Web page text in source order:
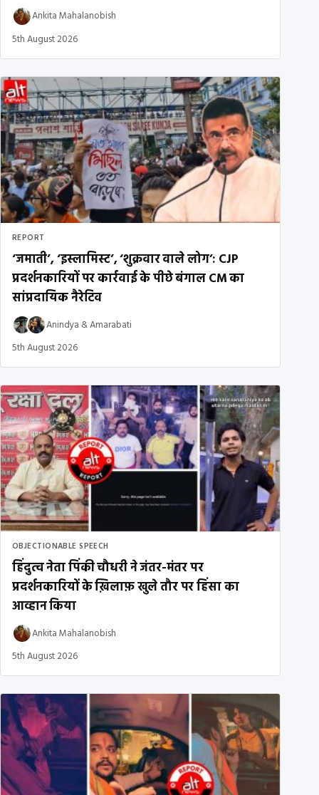
Ankita Mahalanobish
5th August 2026
REPORT
‘जमाती’, ‘इस्लामिस्ट’, ‘शुक्रवार वाले लोग’: CJP
प्रदर्शनकारियों पर कार्रवाई के पीछे बंगाल CM का
सांप्रदायिक नैरेटिव
Anindya &Amarabati
5th August 2026
OBJECTIONABLE SPEECH
हिंदुत्व नेता पिंकी चौधरी ने जंतर-मंतर पर
प्रदर्शनकारियों के ख़िलाफ़ खुले तौर पर हिंसा का
आव्हान किया
Ankita Mahalanobish
5th August 2026